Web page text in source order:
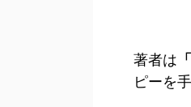
著者は
ピーを